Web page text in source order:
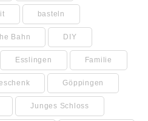
basteln
Bahn DIY
Esslingen Familie
Göppingen
Junges Schloss